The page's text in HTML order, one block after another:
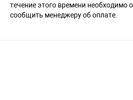
течение этого времени необходимо
сообщить менеджеру об оплате.